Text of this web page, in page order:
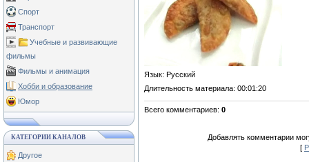
Спорт
Транспорт
Учебные и развивающие
фильмы
Фильмы и анимация
Хобби и образование
Юмор
КАТЕГОРИИ КАНАЛОВ
Другое
Язык: Русский
Длительность материала: 00:01:20
Всего комментариев: 0
Добавлять комментарии
[